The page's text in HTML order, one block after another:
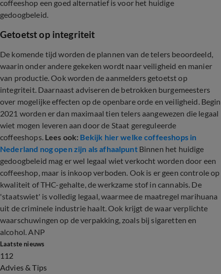
coffeeshop een goed alternatief is voor het huidige
gedoogbeleid.
Getoetst op integriteit
De komende tijd worden de plannen van de telers beoordeeld,
waarin onder andere gekeken wordt naar veiligheid en manier
van productie. Ook worden de aanmelders getoetst op
integriteit. Daarnaast adviseren de betrokken burgemeesters
over mogelijke effecten op de openbare orde en veiligheid. Begin
2021 worden er dan maximaal tien telers aangewezen die legaal
wiet mogen leveren aan door de Staat gereguleerde
coffeeshops. Lees ook: Bekijk hier welke coffeeshops in
Nederland nog open zijn als afhaalpuntBinnen het huidige
gedoogbeleid mag er wel legaal wiet verkocht worden door een
coffeeshop, maar is inkoop verboden. Ook is er geen controle op
kwaliteit of THC-gehalte, de werkzame stof in cannabis. De
'staatswiet' is volledig legaal, waarmee de maatregel marihuana
uit de criminele industrie haalt. Ook krijgt de waar verplichte
waarschuwingen op de verpakking, zoals bij sigaretten en
alcohol. ANP
Laatste nieuws
112
Advies & Tips